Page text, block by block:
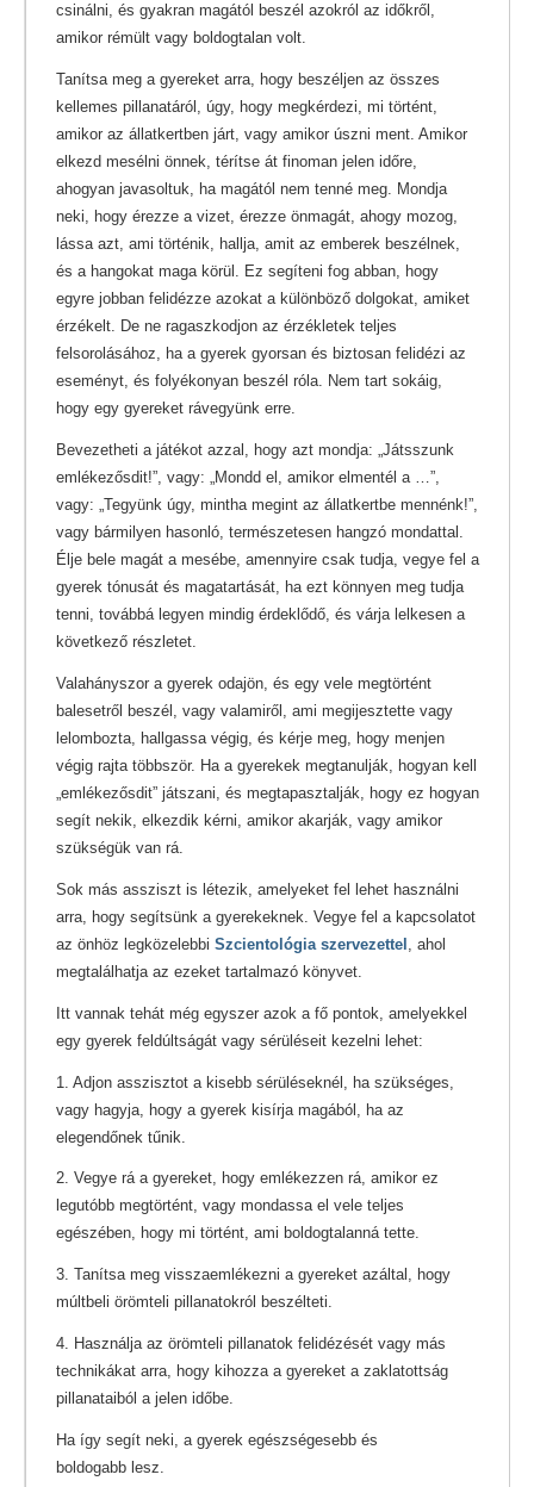
csinálni, és gyakran magától beszél azokról az időkről,
amikor rémült vagy boldogtalan volt.
Tanítsa meg a gyereket arra, hogy beszéljen az összes
kellemes pillanatáról, úgy, hogy megkérdezi, mi történt,
amikor az állatkertben járt, vagy amikor úszni ment. Amikor
elkezd mesélni önnek, térítse át finoman jelen időre,
ahogyan javasoltuk, ha magától nem tenné meg. Mondja
neki, hogy érezze a vizet, érezze önmagát, ahogy mozog,
lássa azt, ami történik, hallja, amit az emberek beszélnek,
és a hangokat maga körül. Ez segíteni fog abban, hogy
egyre jobban felidézze azokat a különböző dolgokat, amiket
érzékelt. De ne ragaszkodjon az érzékletek teljes
felsorolásához, ha a gyerek gyorsan és biztosan felidézi az
eseményt, és folyékonyan beszél róla. Nem tart sokáig,
hogy egy gyereket rávegyünk erre.
Bevezetheti a játékot azzal, hogy azt mondja: „Játsszunk
emlékezősdit!”, vagy: „Mondd el, amikor elmentél a …”,
vagy: „Tegyünk úgy, mintha megint az állatkertbe mennénk!”,
vagy bármilyen hasonló, természetesen hangzó mondattal.
Élje bele magát a mesébe, amennyire csak tudja, vegye fel a
gyerek tónusát és magatartását, ha ezt könnyen meg tudja
tenni, továbbá legyen mindig érdeklődő, és várja lelkesen a
következő részletet.
Valahányszor a gyerek odajön, és egy vele megtörtént
balesetről beszél, vagy valamiről, ami megijesztette vagy
lelombozta, hallgassa végig, és kérje meg, hogy menjen
végig rajta többször. Ha a gyerekek megtanulják, hogyan kell
„emlékezősdit” játszani, és megtapasztalják, hogy ez hogyan
segít nekik, elkezdik kérni, amikor akarják, vagy amikor
szükségük van rá.
Sok más assziszt is létezik, amelyeket fel lehet használni
arra, hogy segítsünk a gyerekeknek. Vegye fel a kapcsolatot
az önhöz legközelebbi Szcientológia szervezettel
, ahol
megtalálhatja az ezeket tartalmazó könyvet.
Itt vannak tehát még egyszer azok a fő pontok, amelyekkel
egy gyerek feldúltságát vagy sérüléseit kezelni lehet:
1. Adjon asszisztot a kisebb sérüléseknél, ha szükséges,
vagy hagyja, hogy a gyerek kisírja magából, ha az
elegendőnek tűnik.
2. Vegye rá a gyereket, hogy emlékezzen rá, amikor ez
legutóbb megtörtént, vagy mondassa el vele teljes
egészében, hogy mi történt, ami boldogtalanná tette.
3. Tanítsa meg visszaemlékezni a gyereket azáltal, hogy
múltbeli örömteli pillanatokról beszélteti.
4. Használja az örömteli pillanatok felidézését vagy más
technikákat arra, hogy kihozza a gyereket a zaklatottság
pillanataiból a jelen időbe.
Ha így segít neki, a gyerek egészségesebb és
boldogabb lesz.